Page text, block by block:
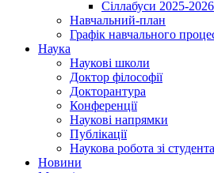
Сіллабуси 2025-2026
Навчальний-план
Графік навчального
Наука
Наукові школи
Доктор філософії
Докторантура
Конференції
Наукові напрямки
Публікації
Наукова робота зі
Новини